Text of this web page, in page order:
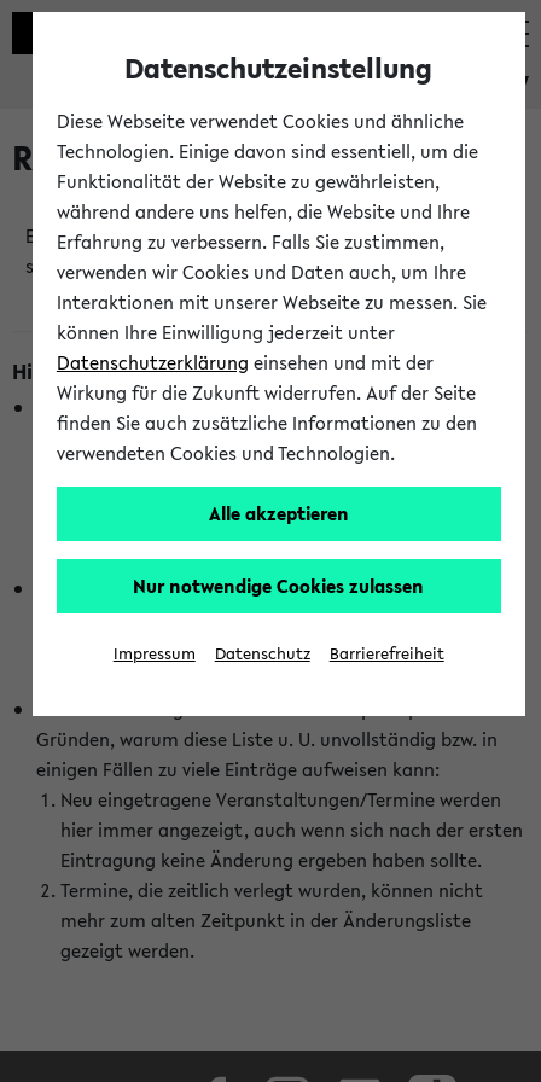
eKVV
Raumänderungen
Es wurden keine Raumänderungen an jetzt
stattfindenden Veranstaltungen gefunden!
Hinweise zur Liste der Raumänderungen
In dieser Liste werden nur Veranstaltungstermine
berücksichtigt, die gerade oder innerhalb der nächsten 2
Stunden stattfinden. Berücksichtigt werden nur Termine,
wurden. Die Anzeige ist semesterübergreifend und nicht
abhängig vom im eKVV gewählten Semester.
Die hier gezeigte Liste von Raumänderungen kann nur
vollständig sein, wenn den Fakultäten von den Lehrenden
die Änderungen zeitnah mitgeteilt und diese Änderungen
Gründen, warum diese Liste u. U. unvollständig bzw. in
einigen Fällen zu viele Einträge aufweisen kann:
Neu eingetragene Veranstaltungen/Termine werden
hier immer angezeigt, auch wenn sich nach der ersten
Eintragung keine Änderung ergeben haben sollte.
Termine, die zeitlich verlegt wurden, können nicht
mehr zum alten Zeitpunkt in der Änderungsliste
gezeigt werden.
Datenschutzeinstellung
Diese Webseite verwendet Cookies und ähnliche
Technologien. Einige davon sind essentiell, um die
Funktionalität der Website zu gewährleisten,
während andere uns helfen, die Website und Ihre
Erfahrung zu verbessern. Falls Sie zustimmen,
verwenden wir Cookies und Daten auch, um Ihre
Interaktionen mit unserer Webseite zu messen. Sie
können Ihre Einwilligung jederzeit unter
Datenschutzerklärung einsehen und mit der
Wirkung für die Zukunft widerrufen. Auf der Seite
finden Sie auch zusätzliche Informationen zu den
verwendeten Cookies und Technologien.
Alle akzeptieren
Nur notwendige Cookies zulassen
Impressum Datenschutz Barrierefreiheit